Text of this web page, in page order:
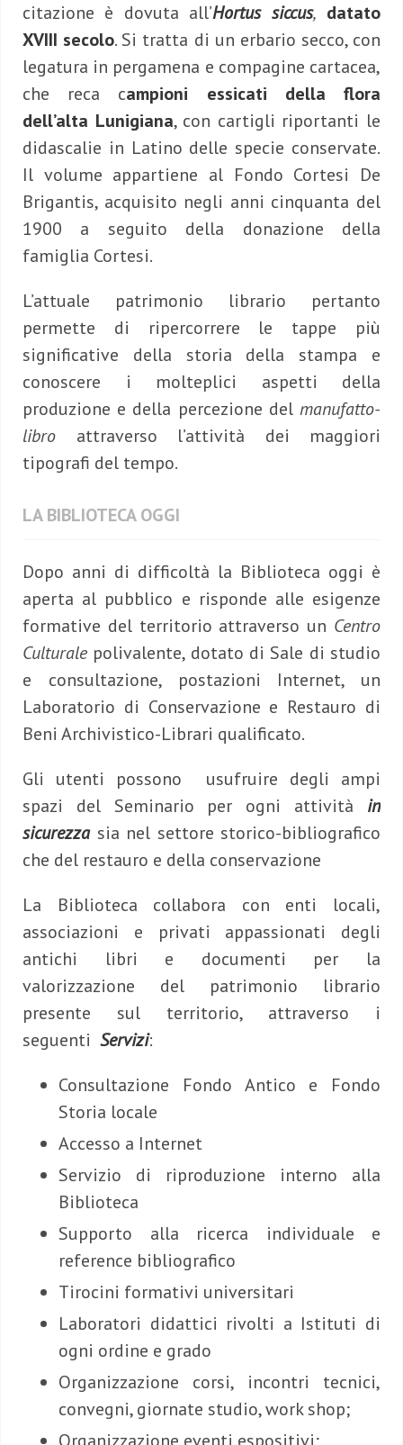
citazione è dovuta all’Hortus siccus, datato
XVIII secolo. Si tratta di un erbario secco, con
legatura in pergamena e compagine cartacea,
che reca campioni essicati della flora
dell’alta Lunigiana, con cartigli riportanti le
didascalie in Latino delle specie conservate.
Il volume appartiene al Fondo Cortesi De
Brigantis, acquisito negli anni cinquanta del
1900 a seguito della donazione della
famiglia Cortesi.
L’attuale patrimonio librario pertanto
permette di ripercorrere le tappe più
significative della storia della stampa e
conoscere i molteplici aspetti della
produzione e della percezione del manufatto-
libro attraverso l’attività dei maggiori
tipografi del tempo.
LA BIBLIOTECA OGGI
Dopo anni di difficoltà la Biblioteca oggi è
aperta al pubblico e risponde alle esigenze
formative del territorio attraverso un Centro
Culturale polivalente, dotato di Sale di studio
e consultazione, postazioni Internet, un
Laboratorio di Conservazione e Restauro di
Beni Archivistico-Librari qualificato.
Gli utenti possono usufruire degli ampi
spazi del Seminario per ogni attività in
sicurezzasia nel settore storico-bibliografico
che del restauro e della conservazione
La Biblioteca collabora con enti locali,
associazioni e privati appassionati degli
antichi libri e documenti per la
valorizzazione del patrimonio librario
presente sul territorio, attraverso i
seguenti Servizi:
Consultazione Fondo Antico e Fondo
Storia locale
Accesso a Internet
Servizio di riproduzione interno alla
Biblioteca
Supporto alla ricerca individuale e
reference bibliografico
Tirocini formativi universitari
Laboratori didattici rivolti a Istituti di
ogni ordine e grado
Organizzazione corsi, incontri tecnici,
convegni, giornate studio, work shop;